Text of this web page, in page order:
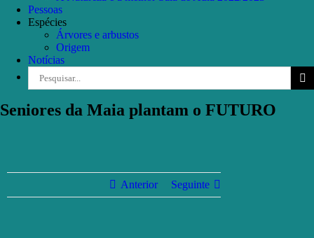
Pessoas
Espécies
Árvores e arbustos
Origem
Notícias
Seniores da Maia plantam o FUTURO
Anterior Seguinte